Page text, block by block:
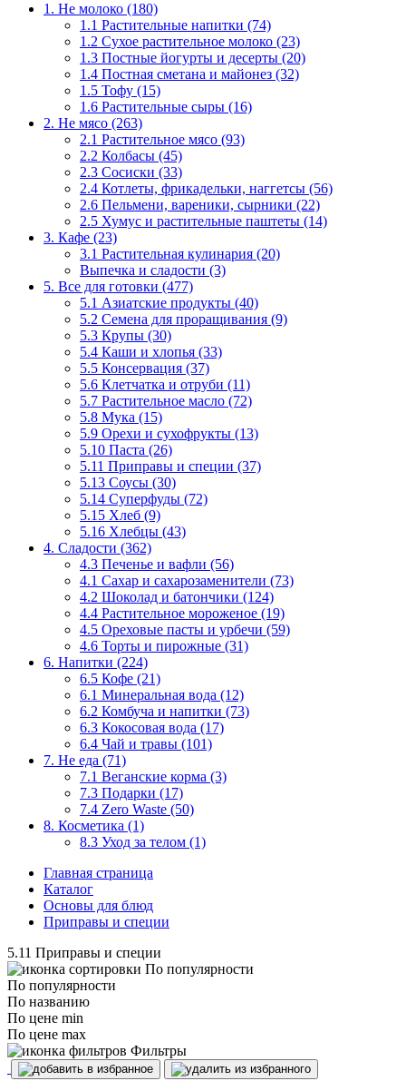
1. Не молоко (180)
1.1 Растительные напитки (74)
1.2 Сухое растительное молоко (23)
1.3 Постные йогурты и десерты (20)
1.4 Постная сметана и майонез (32)
1.5 Тофу (15)
1.6 Растительные сыры (16)
2. Не мясо (263)
2.1 Растительное мясо (93)
2.2 Колбасы (45)
2.3 Сосиски (33)
2.4 Котлеты, фрикадельки, наггетсы (56)
2.6 Пельмени, вареники, сырники (22)
2.5 Хумус и растительные паштеты (14)
3. Кафе (23)
3.1 Растительная кулинария (20)
Выпечка и сладости (3)
5. Все для готовки (477)
5.1 Азиатские продукты (40)
5.2 Семена для проращивания (9)
5.3 Крупы (30)
5.4 Каши и хлопья (33)
5.5 Консервация (37)
5.6 Клетчатка и отруби (11)
5.7 Растительное масло (72)
5.8 Мука (15)
5.9 Орехи и сухофрукты (13)
5.10 Паста (26)
5.11 Приправы и специи (37)
5.13 Соусы (30)
5.14 Суперфуды (72)
5.15 Хлеб (9)
5.16 Хлебцы (43)
4. Сладости (362)
4.3 Печенье и вафли (56)
4.1 Сахар и сахарозаменители (73)
4.2 Шоколад и батончики (124)
4.4 Растительное мороженое (19)
4.5 Ореховые пасты и урбечи (59)
4.6 Торты и пирожные (31)
6. Напитки (224)
6.5 Кофе (21)
6.1 Минеральная вода (12)
6.2 Комбуча и напитки (73)
6.3 Кокосовая вода (17)
6.4 Чай и травы (101)
7. Не еда (71)
7.1 Веганские корма (3)
7.3 Подарки (17)
7.4 Zero Waste (50)
8. Косметика (1)
8.3 Уход за телом (1)
Главная страница
Каталог
Основы для блюд
Приправы и специи
5.11 Приправы и специи
По популярности
По популярности
По названию
По цене min
По цене max
Фильтры